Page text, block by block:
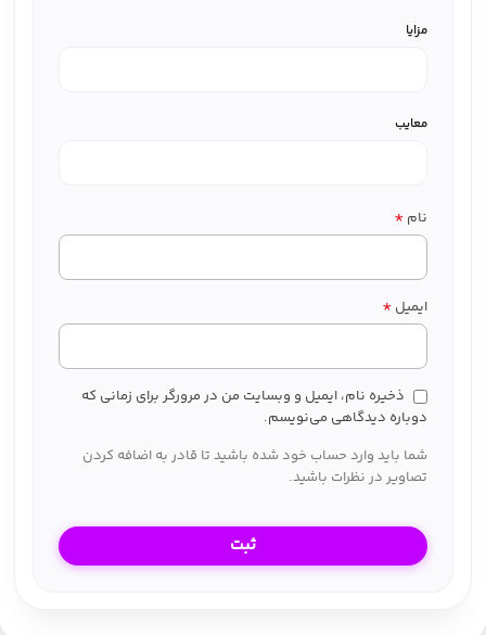
مزایا
معایب
نام *
ایمیل *
ذخیره نام، ایمیل و وبسایت من در مرورگر برای زمانی که
دوباره دیدگاهی می‌نویسم.
شما باید وارد حساب خود شده باشید تا قادر به اضافه کردن
تصاویر در نظرات باشید.